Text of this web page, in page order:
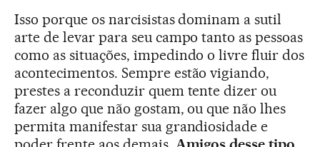
Isso porque os narcisistas dominam a sutil
arte de levar para seu campo tanto as pessoas
como as situações, impedindo o livre fluir dos
acontecimentos. Sempre estão vigiando,
prestes a reconduzir quem tente dizer ou
fazer algo que não gostam, ou que não lhes
permita manifestar sua grandiosidade e